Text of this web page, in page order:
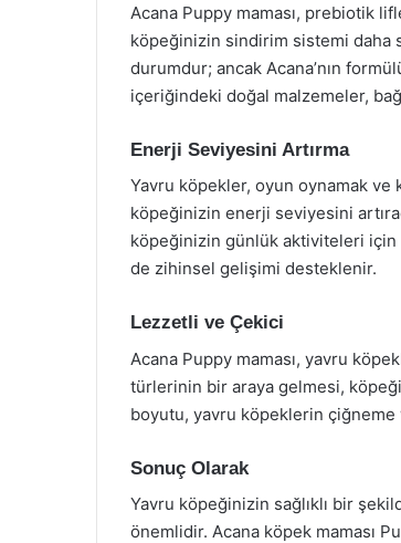
Acana Puppy maması, prebiotik
köpeğinizin sindirim sistemi daha
durumdur; ancak Acana’nın
içeriğindeki doğal malzemeler,
Enerji Seviyesini Artırma
Yavru köpekler, oyun oynamak
köpeğinizin enerji seviyesini
köpeğinizin günlük aktiviteleri
de zihinsel gelişimi desteklenir.
Lezzetli ve Çekici
Acana Puppy maması, yavru
türlerinin bir araya gelmesi,
boyutu, yavru köpeklerin çiğneme
Sonuç Olarak
Yavru köpeğinizin sağlıklı bir
önemlidir. Acana köpek maması